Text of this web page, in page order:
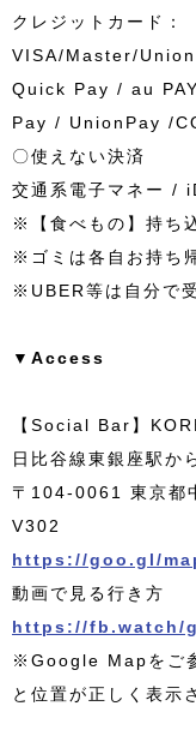
クレジットカード：
VISA/Master/
Quick Pay / au
Pay / UnionPay /
〇使えない決済
交通系電子マネー /
※【食べもの】持ち
※ゴミは各自お持ち
※UBER等は自分で
▼Access
【Social Bar】
日比谷線東銀座駅か
〒104-0061 東京都
V302
https://goo.gl/
動画で見る行き方
https://fb.watch/
※Google Mapをご
と位置が正しく表示